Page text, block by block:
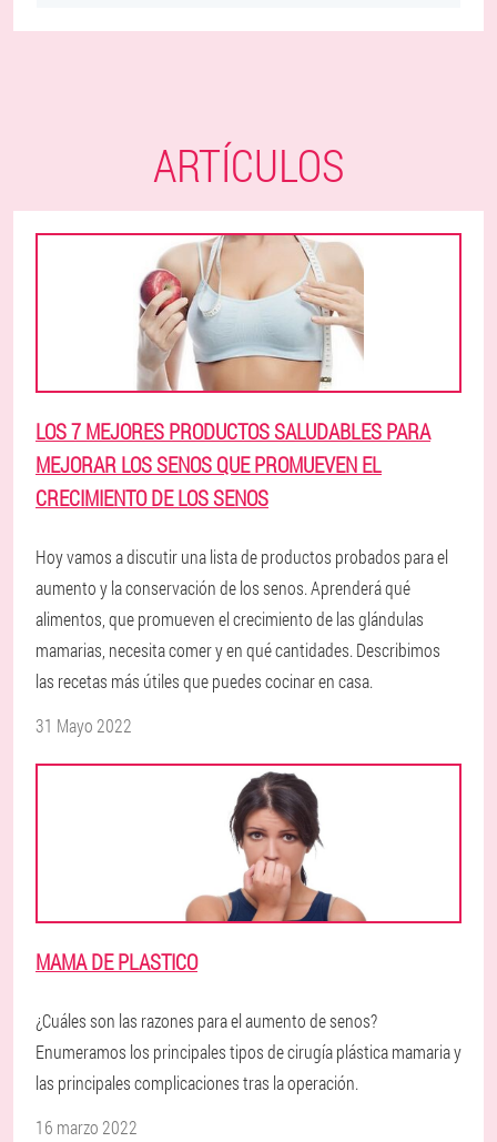
ARTÍCULOS
LOS 7 MEJORES PRODUCTOS SALUDABLES PARA
MEJORAR LOS SENOS QUE PROMUEVEN EL
CRECIMIENTO DE LOS SENOS
Hoy vamos a discutir una lista de productos probados para el
aumento y la conservación de los senos. Aprenderá qué
alimentos, que promueven el crecimiento de las glándulas
mamarias, necesita comer y en qué cantidades. Describimos
las recetas más útiles que puedes cocinar en casa.
31 Mayo 2022
MAMA DE PLASTICO
¿Cuáles son las razones para el aumento de senos?
Enumeramos los principales tipos de cirugía plástica mamaria y
las principales complicaciones tras la operación.
16 marzo 2022